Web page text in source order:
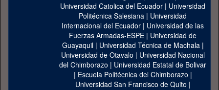
Universidad Catolica del Ecuador | Universidad
Politécnica Salesiana | Universidad
Internacional del Ecuador | Universidad de las
Fuerzas Armadas-ESPE | Universidad de
Guayaquil| Universidad Técnica de Machala|
Universidad de Otavalo | Universidad Nacional
del Chimborazo | Universidad Estatal de Bolivar
| Escuela Politécnica del Chimborazo |
Universidad San Francisco de Quito |